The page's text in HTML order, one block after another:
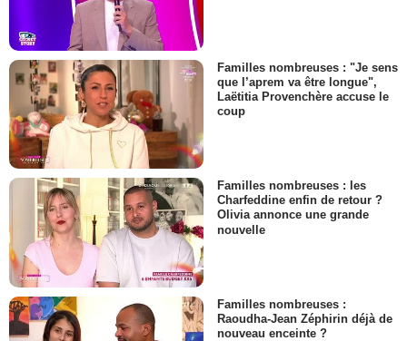
Familles nombreuses : "Je sens
que l’aprem va être longue",
Laëtitia Provenchère accuse le
coup
Familles nombreuses : les
Charfeddine enfin de retour ?
Olivia annonce une grande
nouvelle
Familles nombreuses :
Raoudha-Jean Zéphirin déjà de
nouveau enceinte ?